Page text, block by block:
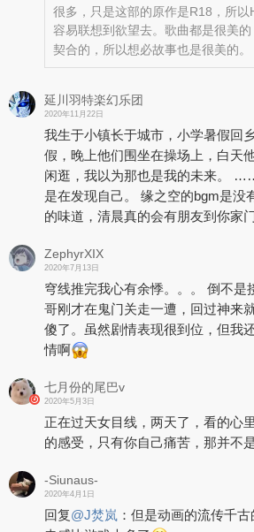
很多，只是这部的原作是R18，所以
容易联想到欲望去。歌曲都是很美
契合的，所以想必故事也是很美的。
延川羽特楽幻乐团
2020年11月22日
我生于小镇长于城市，小学暑假回
假，晚上他们围坐在操场上，白天
闲逛，我以为那也是我的未来。
是在发现自己。 缘之空的bgm是没
的味道，清晨真的会有朋友到你家
ZephyrXIX
2020年7月13日
穹线推完我心有余悸。。。 倒不是
哥刚才在鬼门关走一遭，回过神来
傻了。虽然剧情表现很到位，但我
情啊
七月份的尾巴v
2020年5月3日
正在过天女目线，两天了，看的心
的感受，只有你自己痛苦，那并不
-Siunaus-
2020年4月1日
回复@J焚岚 ： 但是动画的流传千